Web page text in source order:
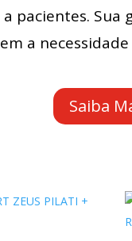
pacientes.
a
Saiba